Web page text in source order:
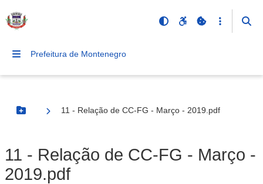
Prefeitura de Montenegro
Botão Menu
11 - Relação de CC-FG - Março - 2019.pdf
11 - Relação de CC-FG - Março -
2019.pdf